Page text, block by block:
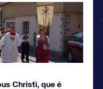
Christi, que é